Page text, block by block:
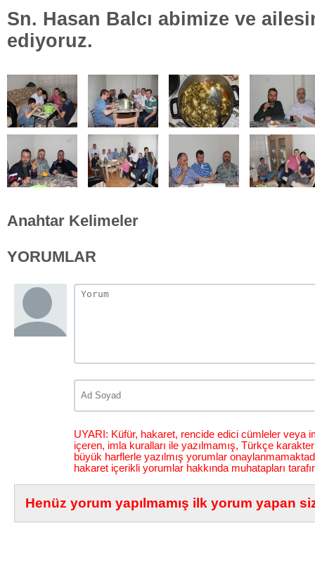
Sn. Hasan Balcı abimize ve
ediyoruz.
Anahtar Kelimeler
YORUMLAR
UYARI: Küfür, hakaret, rencide edici cümleler veya
içeren, imla kuralları ile yazılmamış, Türkçe
büyük harflerle yazılmış yorumlar
hakaret içerikli yorumlar hakkında muhatapları
Henüz yorum yapılmamış ilk yorum yapan